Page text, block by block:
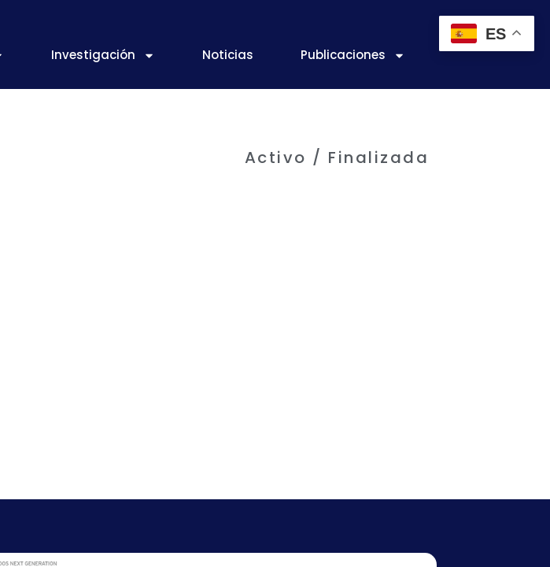
Investigación Noticias Publicaciones
Activo / Finalizada
ES